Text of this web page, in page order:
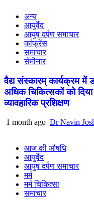
अन्य
आयुर्वेद
आयुष दर्पण समाचार
कांफ्रेंस
समाचार
सेमीनार
वैद्य संस्कारम् कार्यक्रम में
अधिक चिकित्सकों को दिया
व्यावहारिक प्रशिक्षण
1 month ago Dr Navin
आज की औषधि
आयुर्वेद
आयुष दर्पण समाचार
मर्म
मर्म चिकित्सा
समाचार